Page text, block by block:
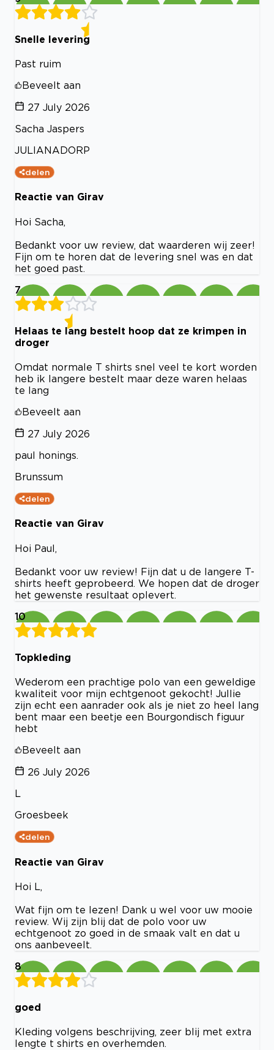
Snelle levering
Past ruim
Beveelt aan
27 July 2026
Sacha Jaspers
JULIANADORP
delen
Reactie van Girav
Hoi Sacha,
Bedankt voor uw review, dat waarderen wij zeer!
Fijn om te horen dat de levering snel was en dat
het goed past.
7
Helaas te lang bestelt hoop dat ze krimpen in
droger
Omdat normale T shirts snel veel te kort worden
heb ik langere bestelt maar deze waren helaas
te lang
Beveelt aan
27 July 2026
paul honings.
Brunssum
delen
Reactie van Girav
Hoi Paul,
Bedankt voor uw review! Fijn dat u de langere T-
shirts heeft geprobeerd. We hopen dat de droger
het gewenste resultaat oplevert.
10
Topkleding
Wederom een prachtige polo van een geweldige
kwaliteit voor mijn echtgenoot gekocht! Jullie
zijn echt een aanrader ook als je niet zo heel lang
bent maar een beetje een Bourgondisch figuur
hebt
Beveelt aan
26 July 2026
L
Groesbeek
delen
Reactie van Girav
Hoi L,
Wat fijn om te lezen! Dank u wel voor uw mooie
review. Wij zijn blij dat de polo voor uw
echtgenoot zo goed in de smaak valt en dat u
ons aanbeveelt.
8
goed
Kleding volgens beschrijving, zeer blij met extra
lengte t shirts en overhemden.